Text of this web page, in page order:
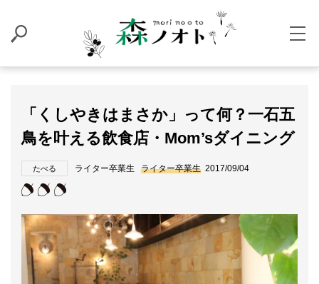
「くしやきはまさか」って何？一石五
鳥を叶える飲食店・Mom’sダイニング
たべる ライター卒業生 ライター卒業生 2017/09/04